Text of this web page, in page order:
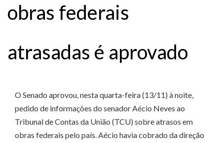
obras federais
atrasadas é aprovado
O Senado aprovou, nesta quarta-feira (13/11) à noite,
pedido de informações do senador Aécio Neves ao
Tribunal de Contas da União (TCU) sobre atrasos em
obras federais pelo país. Aécio havia cobrado da direção